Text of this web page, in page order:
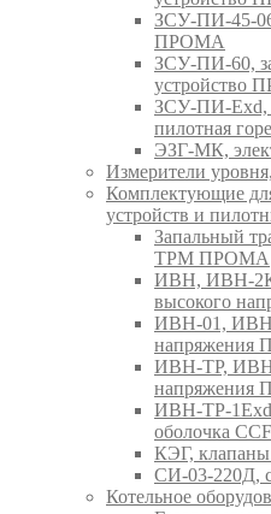
ЗСУ-ПИ-45-06,
ПРОМА
ЗСУ-ПИ-60,
устройство
ЗСУ-ПИ-Exd,
пилотная
ЭЗГ-МК,
Измерители
Комплектующие
устройств и
Запальный
ТРМ ПРОМА
ИВН, ИВН-
высокого
ИВН-01, ИВН-
напряжения
ИВН-ТР, ИВН-
напряжения
ИВН-ТР-
оболочка
КЭГ,
СИ-03-220Д,
Котельное